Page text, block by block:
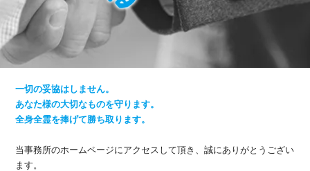
一切の妥協はしません。
あなた様の大切なものを守ります。
全身全霊を捧げて勝ち取ります。
当事務所のホームページにアクセスして頂き、誠にありがとうござい
ます。